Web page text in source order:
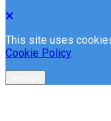
This site uses
Cookie Policy